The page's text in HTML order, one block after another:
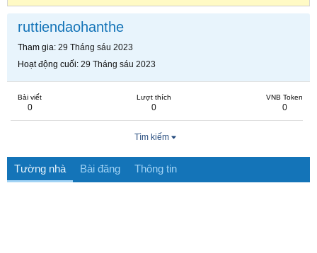
ruttiendaohanthe
Tham gia 29 Tháng sáu 2023
Hoạt động cuối 29 Tháng sáu 2023
Bài viết
0
Lượt thích
0
VNB Token
0
Tìm kiếm
Tường nhà Bài đăng Thông tin